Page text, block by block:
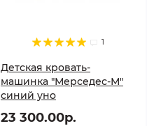
1
Детская кровать-
машинка "Мерседес-М"
синий уно
23 300.00р.